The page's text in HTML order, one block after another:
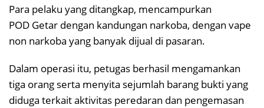
Para pelaku yang ditangkap, mencampurkan
POD Getar dengan kandungan narkoba, dengan vape
non narkoba yang banyak dijual di pasaran.
Dalam operasi itu, petugas berhasil mengamankan
tiga orang serta menyita sejumlah barang bukti yang
diduga terkait aktivitas peredaran dan pengemasan